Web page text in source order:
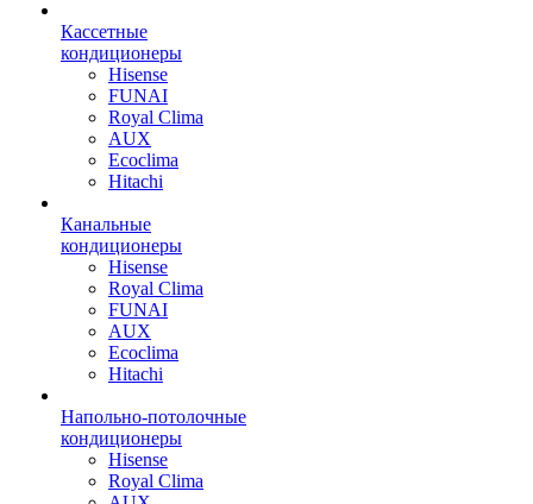
Кассетные
кондиционеры
Hisense
FUNAI
Royal Clima
AUX
Ecoclima
Hitachi
Канальные
кондиционеры
Hisense
Royal Clima
FUNAI
AUX
Ecoclima
Hitachi
Напольно-потолочные
кондиционеры
Hisense
Royal Clima